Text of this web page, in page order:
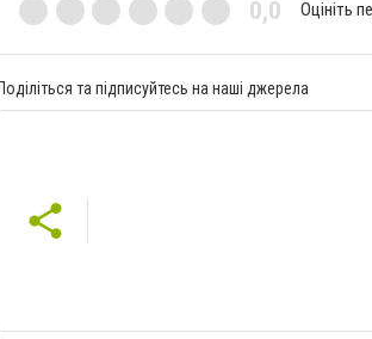
0,0 Оцініть
Поділіться та підписуйтесь на наші джерела